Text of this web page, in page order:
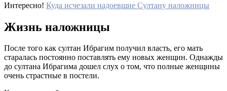
Интересно! Куда исчезали надоевшие Султану наложницы
Жизнь наложницы
После того как султан Ибрагим получил власть, его мать
старалась постоянно поставлять ему новых женщин. Однажды
до султана Ибрагима дошел слух о том, что полные женщины
очень страстные в постели.